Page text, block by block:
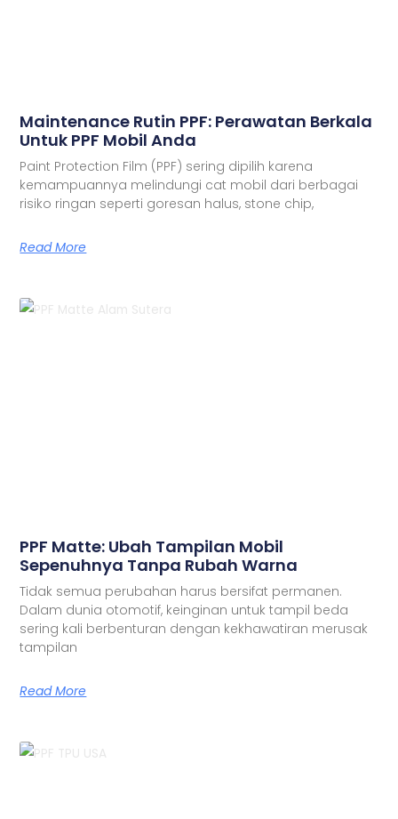
Maintenance Rutin PPF: Perawatan Berkala
Untuk PPF Mobil Anda
Paint Protection Film (PPF) sering dipilih karena
kemampuannya melindungi cat mobil dari berbagai
risiko ringan seperti goresan halus, stone chip,
Read More
PPF Matte: Ubah Tampilan Mobil
Sepenuhnya Tanpa Rubah Warna
Tidak semua perubahan harus bersifat permanen.
Dalam dunia otomotif, keinginan untuk tampil beda
sering kali berbenturan dengan kekhawatiran merusak
tampilan
Read More